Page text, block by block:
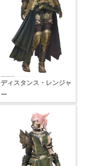
ディスタンス・レンジャ
ー